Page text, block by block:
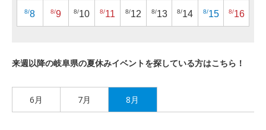
8/8 8/9 8/10 8/11 8/12 8/13 8/14 8/15 8/16
来週以降の岐阜県の夏休みイベントを探している方はこちら！
6月 7月 8月